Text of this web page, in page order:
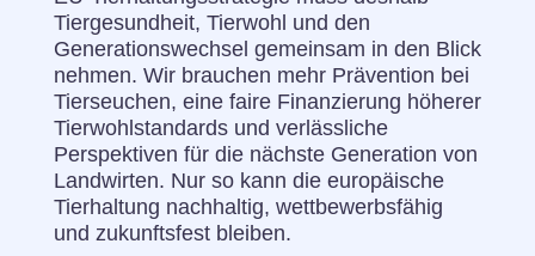
Tiergesundheit, Tierwohl und den
Generationswechsel gemeinsam in den Blick
nehmen. Wir brauchen mehr Prävention bei
Tierseuchen, eine faire Finanzierung höherer
Tierwohlstandards und verlässliche
Perspektiven für die nächste Generation von
Landwirten. Nur so kann die europäische
Tierhaltung nachhaltig, wettbewerbsfähig
und zukunftsfest bleiben.